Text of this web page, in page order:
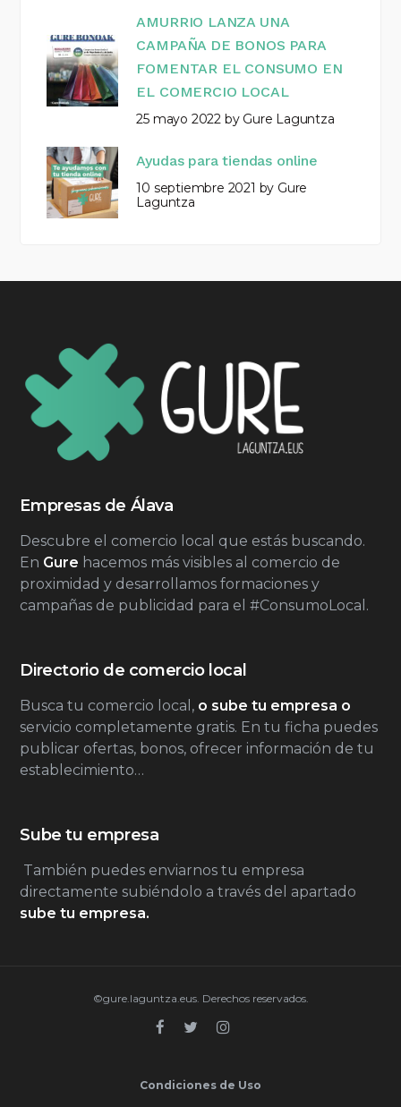
AMURRIO LANZA UNA
CAMPAÑA DE BONOS PARA
FOMENTAR EL CONSUMO EN
EL COMERCIO LOCAL
25 mayo 2022 by Gure Laguntza
Ayudas para tiendas online
10 septiembre 2021 by Gure
Laguntza
Empresas de Álava
Descubre el comercio local que estás buscando.
En Gure hacemos más visibles al comercio de
proximidad y desarrollamos formaciones y
campañas de publicidad para el #ConsumoLocal.
Directorio de comercio local
Busca tu comercio local, o sube tu empresa o
servicio completamente gratis. En tu ficha puedes
publicar ofertas, bonos, ofrecer información de tu
establecimiento…
Sube tu empresa
También puedes enviarnos tu empresa
directamente subiéndolo a través del apartado
sube tu empresa.
©gure.laguntza.eus. Derechos reservados.
Condiciones de Uso